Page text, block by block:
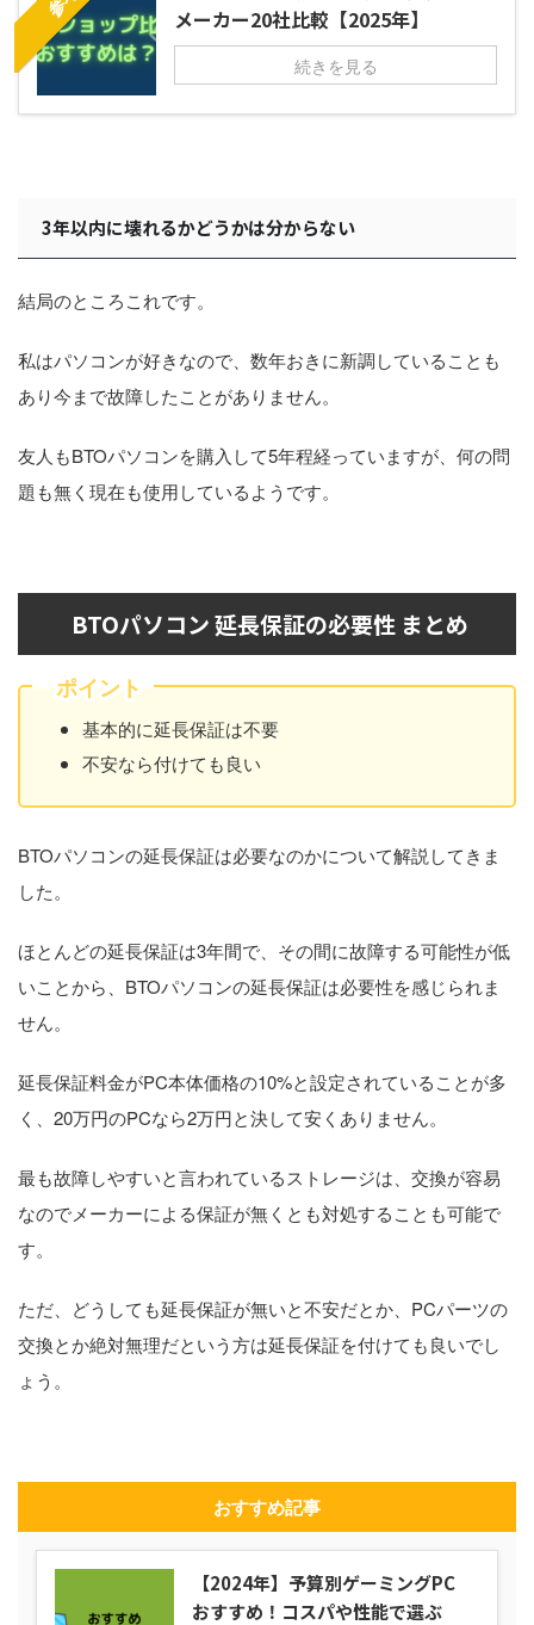
メーカー20社比較【2025年】
続きを見る
3年以内に壊れるかどうかは分からない
結局のところこれです。
私はパソコンが好きなので、数年おきに新調していることも
あり今まで故障したことがありません。
友人もBTOパソコンを購入して5年程経っていますが、何の問
題も無く現在も使用しているようです。
BTOパソコン 延長保証の必要性 まとめ
ポイント
基本的に延長保証は不要
不安なら付けても良い
BTOパソコンの延長保証は必要なのかについて解説してきま
した。
ほとんどの延長保証は3年間で、その間に故障する可能性が低
いことから、BTOパソコンの延長保証は必要性を感じられま
せん。
延長保証料金がPC本体価格の10%と設定されていることが多
く、20万円のPCなら2万円と決して安くありません。
最も故障しやすいと言われているストレージは、交換が容易
なのでメーカーによる保証が無くとも対処することも可能で
す。
ただ、どうしても延長保証が無いと不安だとか、PCパーツの
交換とか絶対無理だという方は延長保証を付けても良いでし
ょう。
おすすめ記事
【2024年】予算別ゲーミングPC
おすすめ！コスパや性能で選ぶ